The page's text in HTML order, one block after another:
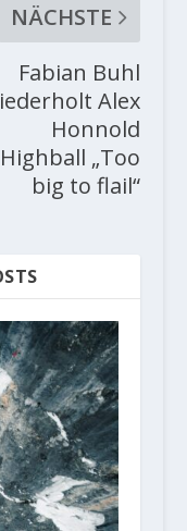
NÄCHSTE
Fabian Buhl
Alex
Honnold
Highball „Too
big to flail“